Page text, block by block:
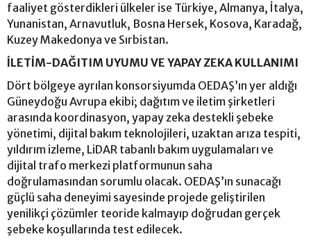
faaliyet gösterdikleri ülkeler ise Türkiye, Almanya, İtalya,
Yunanistan, Arnavutluk, Bosna Hersek, Kosova, Karadağ,
Kuzey Makedonya ve Sırbistan.
İLETİM-DAĞITIM UYUMU VE YAPAY ZEKA KULLANIMI
Dört bölgeye ayrılan konsorsiyumda OEDAŞ’ın yer aldığı
Güneydoğu Avrupa ekibi; dağıtım ve iletim şirketleri
arasında koordinasyon, yapay zeka destekli şebeke
yönetimi, dijital bakım teknolojileri, uzaktan arıza tespiti,
yıldırım izleme, LiDAR tabanlı bakım uygulamaları ve
dijital trafo merkezi platformunun saha
doğrulamasından sorumlu olacak. OEDAŞ’ın sunacağı
güçlü saha deneyimi sayesinde projede geliştirilen
yenilikçi çözümler teoride kalmayıp doğrudan gerçek
şebeke koşullarında test edilecek.